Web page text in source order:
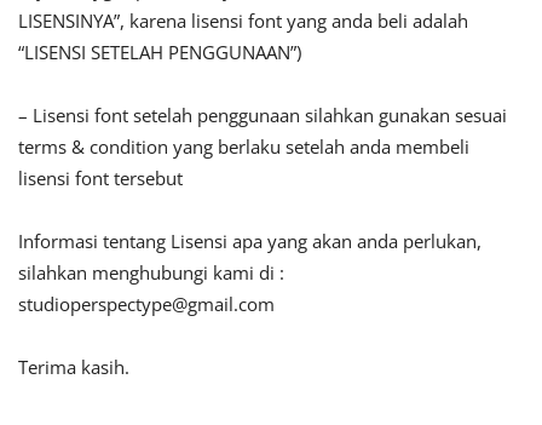
LISENSINYA”, karena lisensi font yang anda beli adalah
“LISENSI SETELAH PENGGUNAAN”)
– Lisensi font setelah penggunaan silahkan gunakan sesuai
terms & condition yang berlaku setelah anda membeli
lisensi font tersebut
Informasi tentang Lisensi apa yang akan anda perlukan,
silahkan menghubungi kami di :
studioperspectype@gmail.com
Terima kasih.